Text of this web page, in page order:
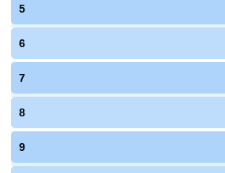
5
6
7
8
9